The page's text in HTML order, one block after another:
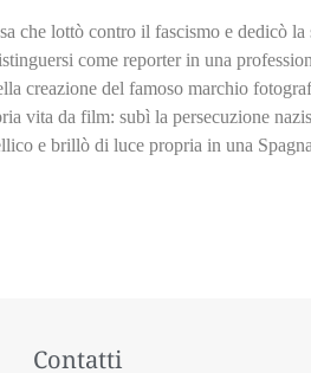
che lottò contro il fascismo e dedicò la
come reporter in una
creazione del famoso marchio
vita da film: subì la persecuzione
e brillò di luce propria in una
Contatti